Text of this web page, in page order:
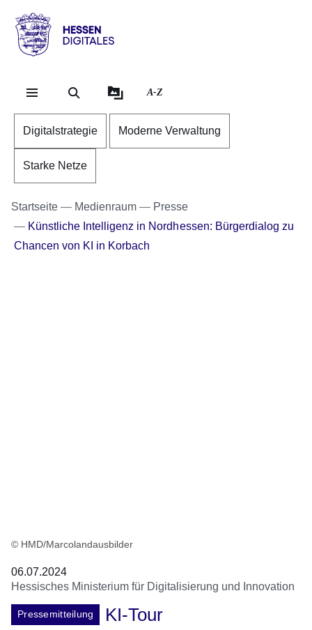
Hessen
Digitales
A-Z
Digitalstrategie Moderne Verwaltung
Starke Netze
Startseite Medienraum
Presse
Künstliche Intelligenz in Nordhessen: Bürgerdialog zu
Chancen von KI in Korbach
© HMD/Marcolandausbilder
06.07.2024
Hessisches Ministerium für Digitalisierung und Innovation
Pressemitteilung
KI-Tour